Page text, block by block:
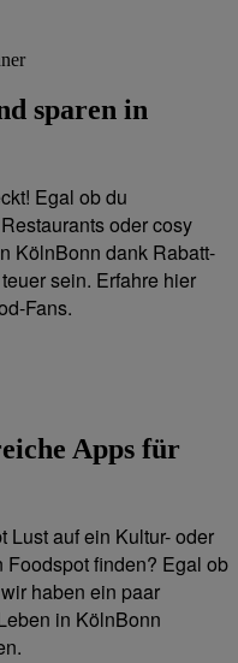
sparen in
Egal ob du
oder cosy
KölnBonn dank Rabatt-
sein. Erfahre hier
Fans.
Apps für
Lust auf ein Kultur- oder
Foodspot finden? Egal ob
haben ein paar
in KölnBonn